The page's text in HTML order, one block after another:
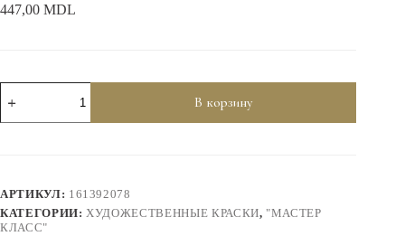
447,00 MDL
Количество
товара
Набор
Класс"
Basic
colours
В корзину
АРТИКУЛ: 161392078
КАТЕГОРИИ: ХУДОЖЕСТВЕННЫЕ КРАСКИ, "МАСТЕР
КЛАСС"